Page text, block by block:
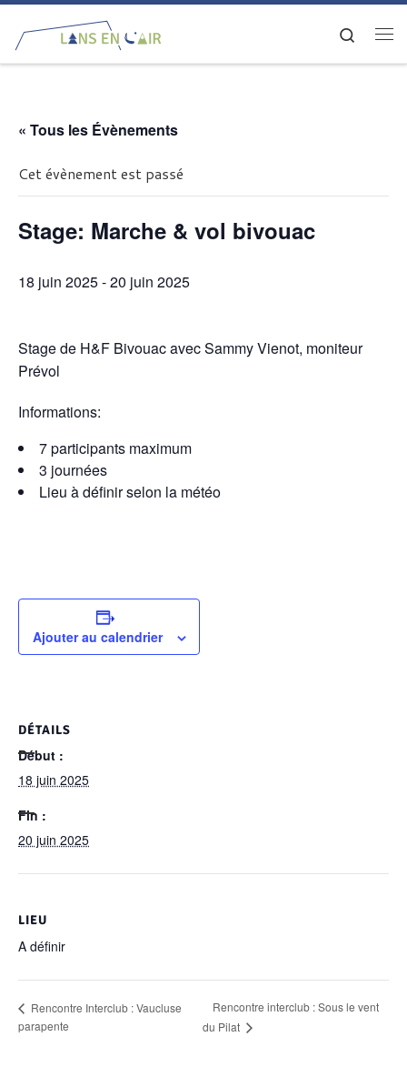
Passer au contenu Search
« Tous les Évènements
Cet évènement est passé
Stage: Marche & vol bivouac
18 juin 2025-20 juin 2025
Stage de H&F Bivouac avec Sammy Vienot, moniteur
Prévol
Informations:
7 participants maximum
3 journées
Lieu à définir selon la météo
Ajouter au calendrier
DÉTAILS
Début :
18 juin 2025
Fin :
20 juin 2025
LIEU
A définir
Rencontre Interclub : Vaucluse
parapente
Rencontre interclub : Sous le vent
du Pilat